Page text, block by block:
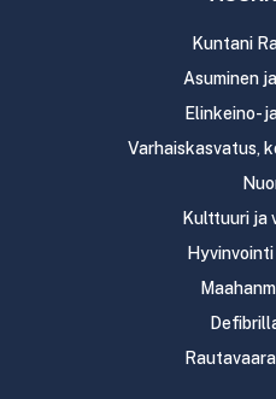
Kuntani
Asuminen
Elinkeino-
Varhaiskasvatus,
Kulttuuri ja